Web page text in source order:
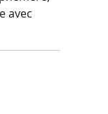
avec